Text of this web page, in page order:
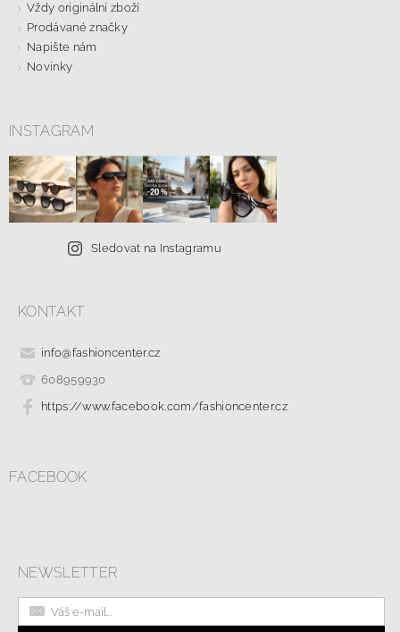
Vždy originální zboží
Prodávané značky
Napište nám
Novinky
INSTAGRAM
Sledovat na Instagramu
KONTAKT
info@fashioncenter.cz
608959930
https://www.facebook.com/fashioncenter.cz
FACEBOOK
NEWSLETTER